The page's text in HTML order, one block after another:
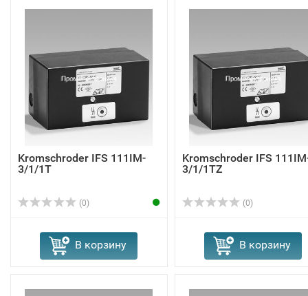
Kromschroder IFS 111IM-
3/1/1T
(0)
В корзину
Kromschroder IFS
3/1/1TZ
(0)
В корзину